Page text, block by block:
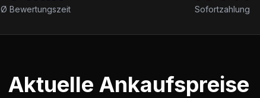
Ø Bewertungszeit Sofortzahlung
Aktuelle Ankaufspreise